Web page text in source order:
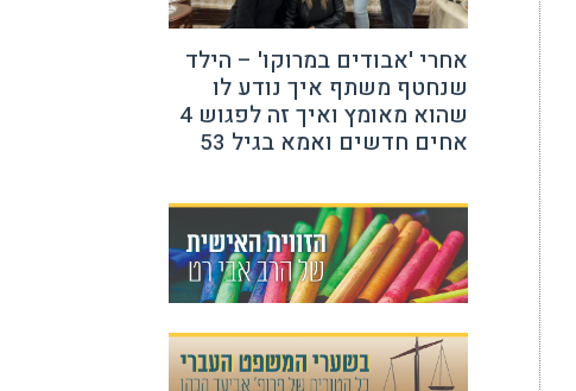
אחרי 'אבודים במרוקו' – הילד
שנחטף משתף איך נודע לו
שהוא מאומץ ואיך זה לפגוש 4
אחים חדשים ואמא בגיל 53